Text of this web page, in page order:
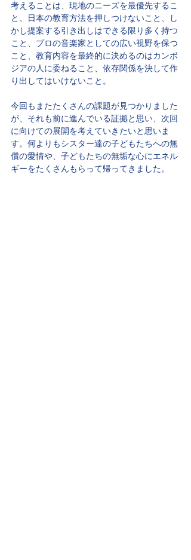
考えることは、現地のニーズを最優先するこ
と、日本の教育方法を押しつけないこと、し
かし提案する引き出しはできる限り多く持つ
こと、プロの音楽家としての広い視野を保つ
こと、教育内容を最終的に決めるのはカンボ
ジアの人に委ねること、依存関係を決して作
り出してはいけないこと。
今回もまたたくさんの課題が見つかりました
が、それも前に進んでいる証拠と思い、次回
に向けての展開を考えていきたいと思いま
す。何よりもシスター達の子どもたちへの無
償の愛情や、子どもたちの無垢な心にエネル
ギーをたくさんもらって帰ってきました。